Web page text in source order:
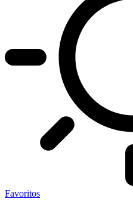
Favoritos